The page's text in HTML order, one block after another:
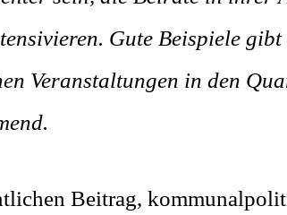
Gute Beispiele
Veranstaltungen in den
Beitrag,